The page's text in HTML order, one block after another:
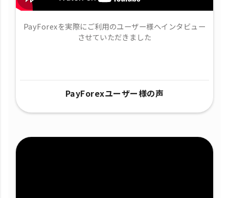
PayForexを実際にご利用のユーザー様へインタビュー
させていただきました
PayForexユーザー様の声​